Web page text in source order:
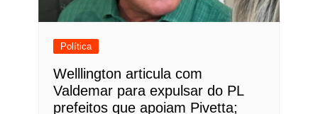
Política
Welllington articula com
Valdemar para expulsar do PL
prefeitos que apoiam Pivetta;